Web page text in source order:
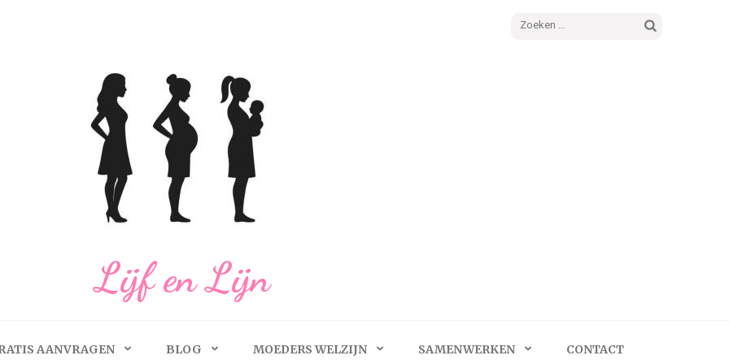
Zoeken
Lijf en Lijn
AANVRAGEN BLOG MOEDERS WELZIJN SAMENWERKEN CONTACT